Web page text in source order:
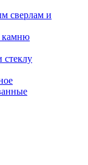
сверлам и
камню
стеклу